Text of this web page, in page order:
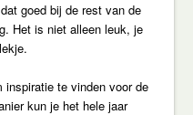
dat goed bij de rest van de
Het is niet alleen leuk, je
inspiratie te vinden voor de
kun je het hele jaar